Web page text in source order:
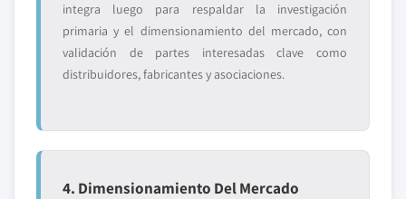
integra luego para respaldar la investigación
primaria y el dimensionamiento del mercado, con
validación de partes interesadas clave como
distribuidores, fabricantes y asociaciones.
4. Dimensionamiento Del Mercado